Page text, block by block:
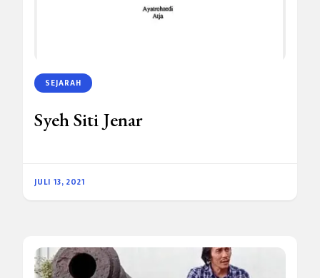
SEJARAH
Syeh Siti Jenar
JULI 13, 2021